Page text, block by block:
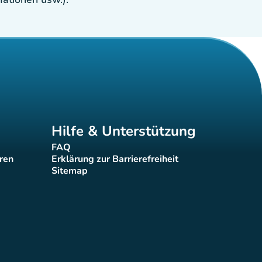
Hilfe & Unterstützung
FAQ(new tab)
Erklärung zur Barrierefreiheit
(new tab)
Sitemap(new tab)